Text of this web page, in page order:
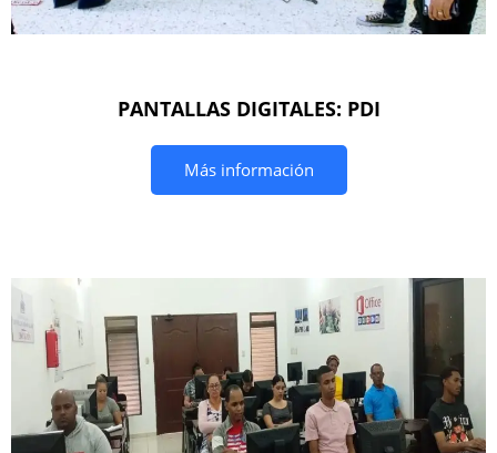
PANTALLAS DIGITALES: PDI
Más información